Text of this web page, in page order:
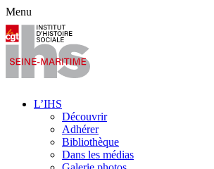
Menu
L’IHS
Découvrir
Adhérer
Bibliothèque
Dans les médias